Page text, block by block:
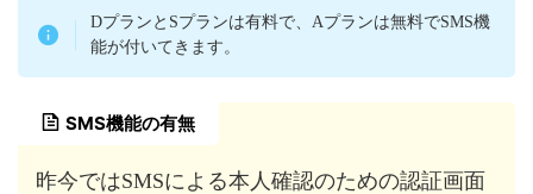
DプランとSプランは有料で、Aプランは無料でSMS機
能が付いてきます。
SMS機能の有無
昨今ではSMSによる本人確認のための認証画面